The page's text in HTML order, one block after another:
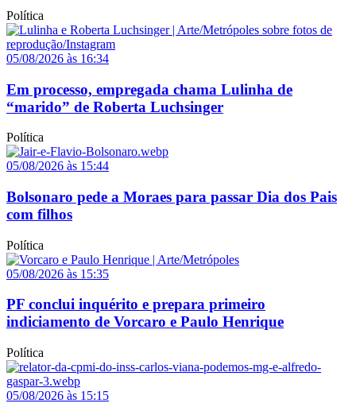
Política
05/08/2026 às 16:34
Em processo, empregada chama Lulinha de
“marido” de Roberta Luchsinger
Política
05/08/2026 às 15:44
Bolsonaro pede a Moraes para passar Dia dos Pais
com filhos
Política
05/08/2026 às 15:35
PF conclui inquérito e prepara primeiro
indiciamento de Vorcaro e Paulo Henrique
Política
05/08/2026 às 15:15